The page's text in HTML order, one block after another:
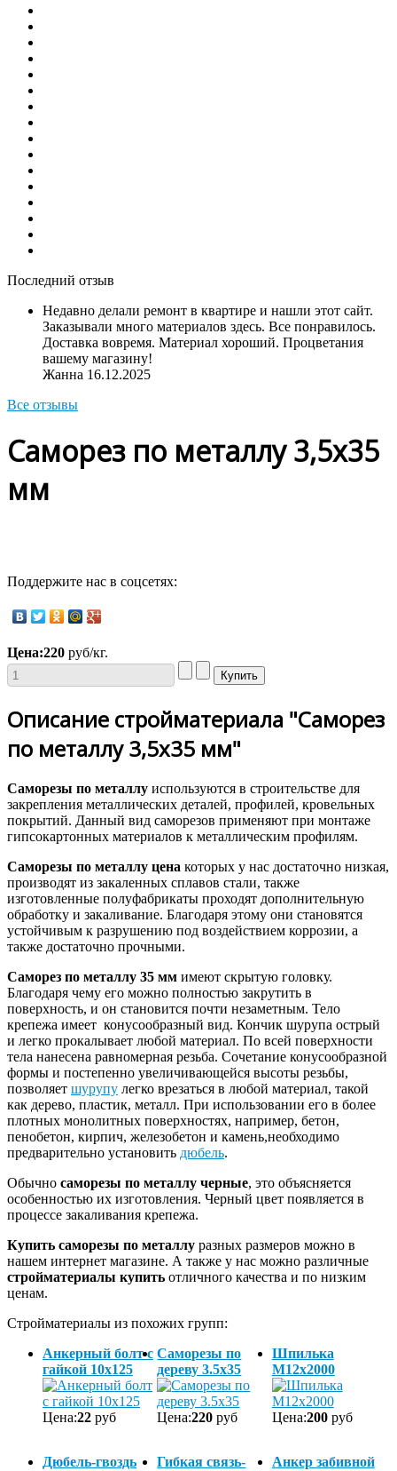
Последний отзыв
Недавно делали ремонт в квартире и нашли этот сайт.
Заказывали много материалов здесь. Все понравилось.
Доставка вовремя. Материал хороший. Процветания
вашему магазину!
Жанна 16.12.2025
Все отзывы
Саморез по металлу 3,5х35
мм
Поддержите нас в соцсетях:
Цена:220 руб/кг.
Описание стройматериала "Саморез
по металлу 3,5х35 мм"
Саморезы по металлу используются в строительстве для
закрепления металлических деталей, профилей, кровельных
покрытий. Данный вид саморезов применяют при монтаже
гипсокартонных материалов к металлическим профилям.
Саморезы по металлу цена которых у нас достаточно низкая,
производят из закаленных сплавов стали, также
изготовленные полуфабрикаты проходят дополнительную
обработку и закаливание. Благодаря этому они становятся
устойчивым к разрушению под воздействием коррозии, а
также достаточно прочными.
Саморез по металлу 35 мм имеют скрытую головку.
Благодаря чему его можно полностью закрутить в
поверхность, и он становится почти незаметным. Тело
крепежа имеет конусообразный вид. Кончик шурупа острый
и легко прокалывает любой материал. По всей поверхности
тела нанесена равномерная резьба. Сочетание конусообразной
формы и постепенно увеличивающейся высоты резьбы,
позволяет шурупу легко врезаться в любой материал, такой
как дерево, пластик, металл. При использовании его в более
плотных монолитных поверхностях, например, бетон,
пенобетон, кирпич, железобетон и камень,необходимо
предварительно установить дюбель.
Обычно саморезы по металлу черные, это объясняется
особенностью их изготовления. Черный цвет появляется в
процессе закаливания крепежа.
Купить саморезы по металлу разных размеров можно в
нашем интернет магазине. А также у нас можно различные
стройматериалы купить отличного качества и по низким
ценам.
Стройматериалы из похожих групп:
Анкерный болт с
гайкой 10х125
Цена:22 руб
Саморезы по
дереву 3.5х35
Цена:220 руб
Шпилька
М12х2000
Цена:200руб
Дюбель-гвоздь
Гибкая связь-
Анкер забивной